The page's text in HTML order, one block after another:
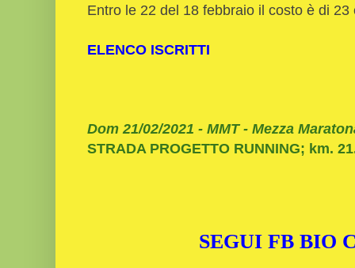
Entro le 22 del 18 febbraio il costo è di 23
ELENCO ISCRITTI
Dom 21/02/2021 - MMT - Mezza
STRADA PROGETTO RUNNING; km.
SEGUI FB BIO